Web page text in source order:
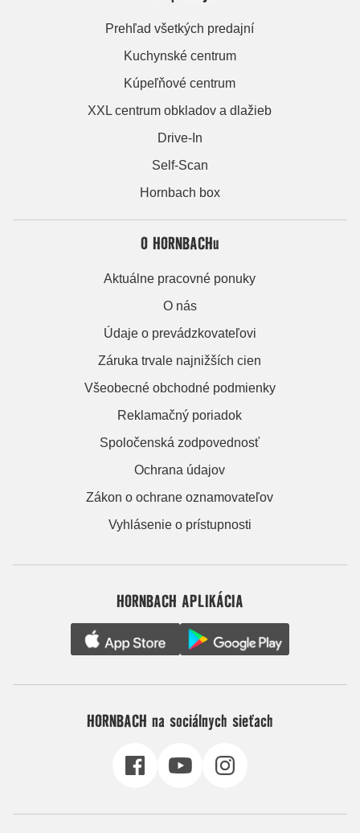
Prehľad všetkých predajní
Kuchynské centrum
Kúpeľňové centrum
XXL centrum obkladov a dlažieb
Drive-In
Self-Scan
Hornbach box
O HORNBACHu
Aktuálne pracovné ponuky
O nás
Údaje o prevádzkovateľovi
Záruka trvale najnižších cien
Všeobecné obchodné podmienky
Reklamačný poriadok
Spoločenská zodpovednosť
Ochrana údajov
Zákon o ochrane oznamovateľov
Vyhlásenie o prístupnosti
HORNBACH APLIKÁCIA
HORNBACH na sociálnych sieťach